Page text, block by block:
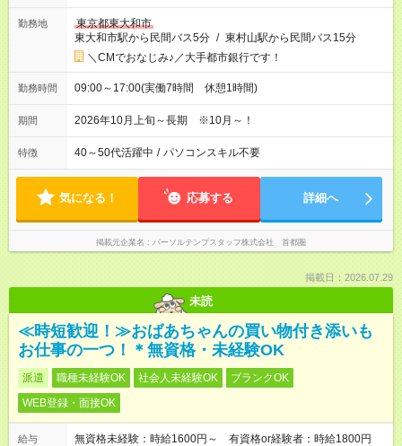
勤務地
東京都東大和市
東大和市駅から民間バス5分 / 東村山駅から民間バス15分
＼CMでおなじみ♪／大手都市銀行です！
勤務時間 09:00～17:00(実働7時間 休憩1時間)
期間 2026年10月上旬～長期 ※10月～！
特徴 40～50代活躍中 / パソコンスキル不要
気になる！ 応募する 詳細へ
掲載元企業名 パーソルテンプスタッフ株式会社 首都圏
掲載日：2026.07.29
未読
≪時短歓迎！≫おばあちゃんの買い物付き添いも
お仕事の一つ！＊無資格・未経験OK
派遣 職種未経験OK 社会人未経験OK
ブランクOK
WEB登録・面接OK
給与
無資格未経験：時給1600円～ 有資格or経験者：時給1800円